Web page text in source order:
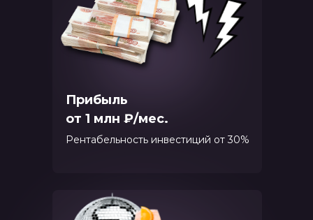
Прибыль
от 1 млн ₽/мес.
Рентабельность инвестиций от 30%